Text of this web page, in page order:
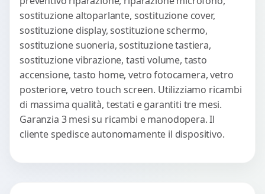
sostituzione altoparlante, sostituzione cover,
sostituzione display, sostituzione schermo,
sostituzione suoneria, sostituzione tastiera,
sostituzione vibrazione, tasti volume, tasto
accensione, tasto home, vetro fotocamera, vetro
posteriore, vetro touch screen. Utilizziamo ricambi
di massima qualità, testati e garantiti tre mesi.
Garanzia 3 mesi su ricambi e manodopera. Il
cliente spedisce autonomamente il dispositivo.